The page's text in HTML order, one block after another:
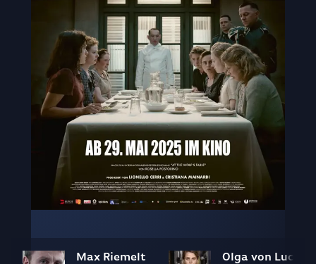
Max Riemelt Olga von